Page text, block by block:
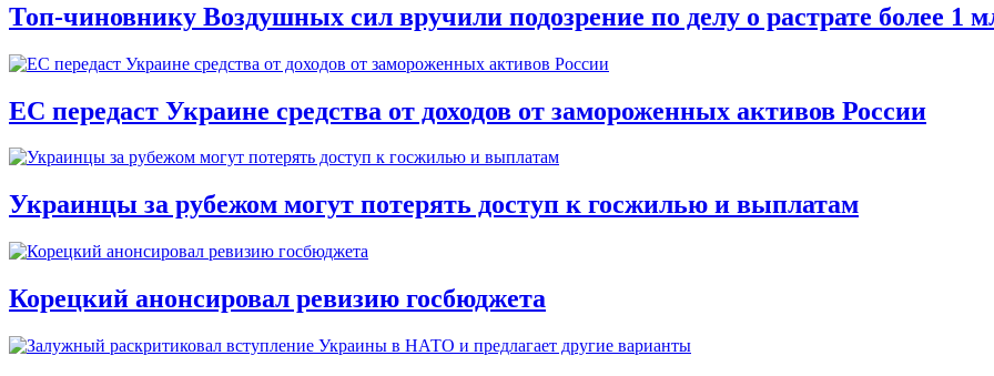
Топ-чиновнику Воздушных сил вручили подозрение по делу о растрате более 1
ЕС передаст Украине средства от доходов от замороженных активов России
Украинцы за рубежом могут потерять доступ к госжилью и выплатам
Корецкий анонсировал ревизию госбюджета